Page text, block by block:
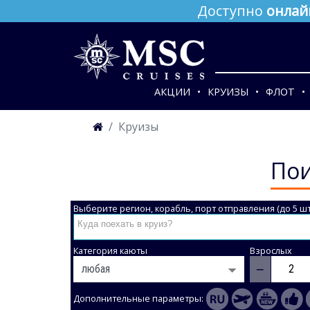
Доступно
АКЦИИ КРУИЗЫ ФЛОТ
Круизы
Выберите регион, корабль, порт отправления (до 5
Категория каюты Взрослых
−
Дополнительные параметры: